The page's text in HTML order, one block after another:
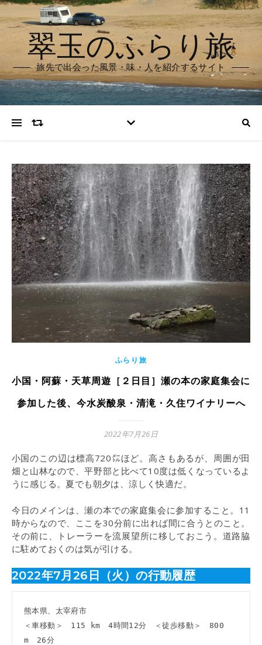
翠玉のふらり旅
旅先で出会った風景・味・人を紹介するサイト
ふらり旅
小国・阿蘇・天草周遊［２日目］瀬の本の家庭集会に
参加した後、今水炭酸泉・清滝・久住ワイナリーへ
2022年7月26日
小国のこの辺は標高720㍍ほど。高さもあるが、周囲が田
畑と山林なので、平野部と比べて10度は低くなっているよ
うに感じる。夏でも朝夕は、涼しく快適だ。
今日のメインは、瀬の本での家庭集会に参加すること。11
時からなので、ここを30分前に出れば間に合うとのこと。
その前に、トレーラーを流展望所に移しておこう。道路脇
に駐めておくのは気が引ける。
2022年7月26日（火）の行動履歴
熊本県、太宰府市
＜車移動＞　115 km　4時間12分　＜徒歩移動＞　800